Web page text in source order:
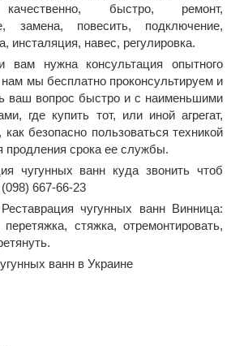
качественно, быстро, ремонт,
замена, повесить, подключение,
инсталяция, навес, регулировка.
вам нужна консультация опытного
мы бесплатно проконсультируем и
ваш вопрос быстро и с наименьшими
где купить тот, или иной агрегат,
как безопасно пользоваться техникой
продления срока ее службы.
чугунных ванн куда звонить чтоб
667-66-23
чугунных ванн Винница:
стяжка, отремонтировать,
ванн в Украине